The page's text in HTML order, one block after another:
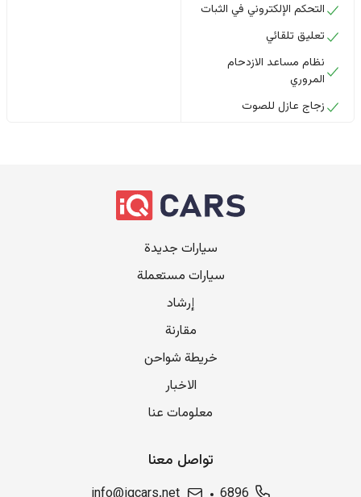
التحكم الإلكتروني في الثبات
تعليق تلقائي
نظام مساعد الازدحام
المروري
زجاج عازل للصوت
سيارات جديدة
سيارات مستعملة
إرشاد
مقارنة
خريطة شواحن
الاخبار
معلومات عنا
تواصل معنا